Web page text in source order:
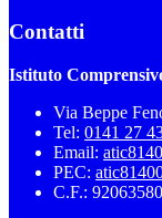
Contatti
Istituto
Via Beppe
Tel: 0141 27
Email:
PEC:
C.F.: